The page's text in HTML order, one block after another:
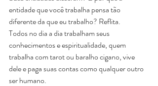
entidade que você trabalha pensa tão
diferente da que eu trabalho? Reflita.
Todos no dia a dia trabalham seus
conhecimentos e espiritualidade, quem
trabalha com tarot ou baralho cigano, vive
dele e paga suas contas como qualquer outro
ser humano.